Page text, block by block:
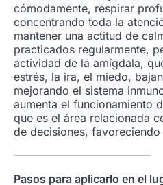
cómodamente, respirar
concentrando toda la
mantener una actitud de
practicados regularmente,
actividad de la amígdala,
estrés, la ira, el miedo,
mejorando el sistema
aumenta el funcionamiento
que es el área relacionada
de decisiones,
Pasos para aplicarlo en el